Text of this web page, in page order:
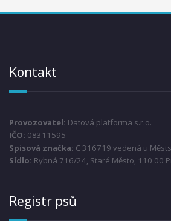
Kontakt
Provozovatel: Datová platforma s.r.o.
IČO: 08311595
Spisová značka: C 316719 vedená u
Sídlo: Rybná 716/24, Staré Město, 110 00
Registr psů